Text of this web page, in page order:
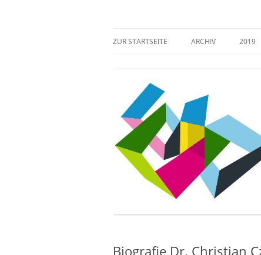
ZUR STARTSEITE ARCHIV 2019
Biografie Dr. Christian